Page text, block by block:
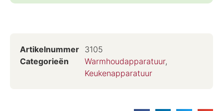
Artikelnummer 3105
Categorieën
Warmhoudapparatuur,
Keukenapparatuur